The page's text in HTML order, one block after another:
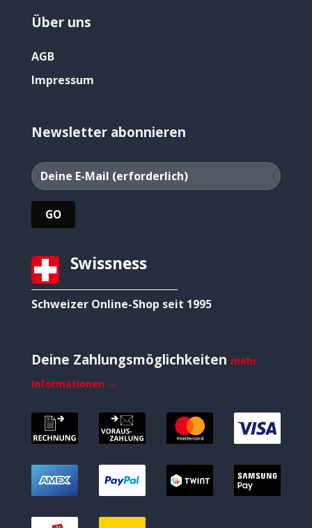
Über uns
AGB
Impressum
Newsletter abonnieren
Swissness
Schweizer Online-Shop seit 1995
Deine Zahlungsmöglichkeiten mehr
Informationen →